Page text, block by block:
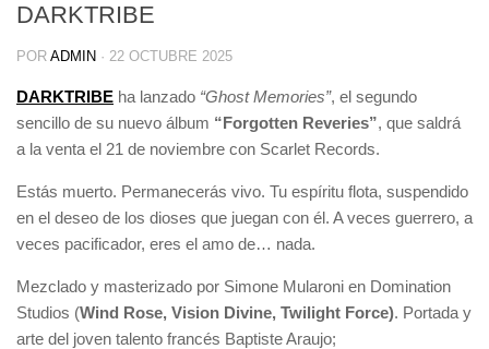
DARKTRIBE
POR ADMIN · 22 OCTUBRE 2025
DARKTRIBE ha lanzado “Ghost Memories”, el segundo
sencillo de su nuevo álbum “Forgotten Reveries”, que saldrá
a la venta el 21 de noviembre con Scarlet Records.
Estás muerto. Permanecerás vivo. Tu espíritu flota, suspendido
en el deseo de los dioses que juegan con él. A veces guerrero, a
veces pacificador, eres el amo de… nada.
Mezclado y masterizado por Simone Mularoni en Domination
Studios (Wind Rose, Vision Divine, Twilight Force). Portada y
arte del joven talento francés Baptiste Araujo;